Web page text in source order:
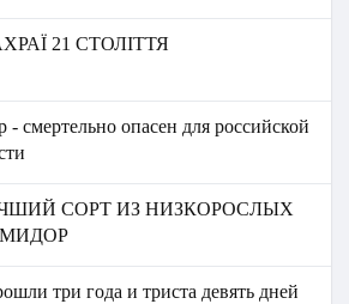
21 СТОЛІТТЯ
- смертельно опасен для российской
СОРТ ИЗ НИЗКОРОСЛЫХ
три года и триста девять дней